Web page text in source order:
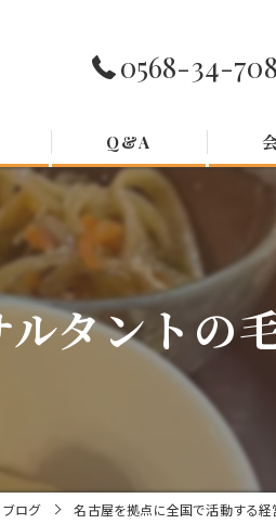
0568-34-
Q&A
タントの
ブログ 名古屋を拠点に全国で活動する